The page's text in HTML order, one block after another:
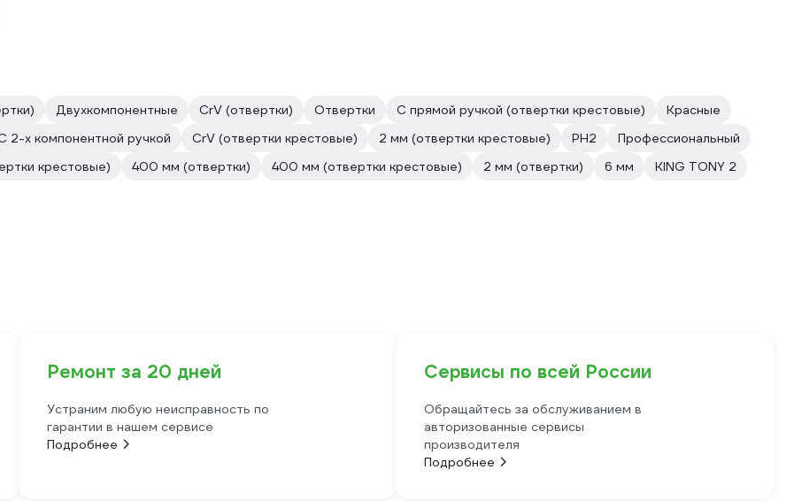
Двухкомпонентные CrV (отвертки) Отвертки С прямой ручкой (отвертки крестовые)
Красные
2-х компонентной ручкой CrV (отвертки крестовые) 2 мм (отвертки крестовые) PH2
Профессиональный
крестовые) 400 мм (отвертки) 400 мм (отвертки крестовые) 2 мм (отвертки) 6 мм
KING TONY 2
Ремонт за 20 дней
Устраним любую неисправность по
гарантии в нашем сервисе
Подробнее
Сервисы по всей России
Обращайтесь за обслуживанием в
авторизованные сервисы
производителя
Подробнее